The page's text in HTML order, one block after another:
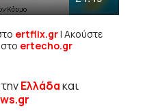
ertflix.gr| Ακούστε
ertecho.gr
Ελλάδακαι